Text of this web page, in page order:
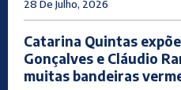
28 De Julho, 2026
Catarina Quintas
Gonçalves e Cláudio
muitas bandeiras